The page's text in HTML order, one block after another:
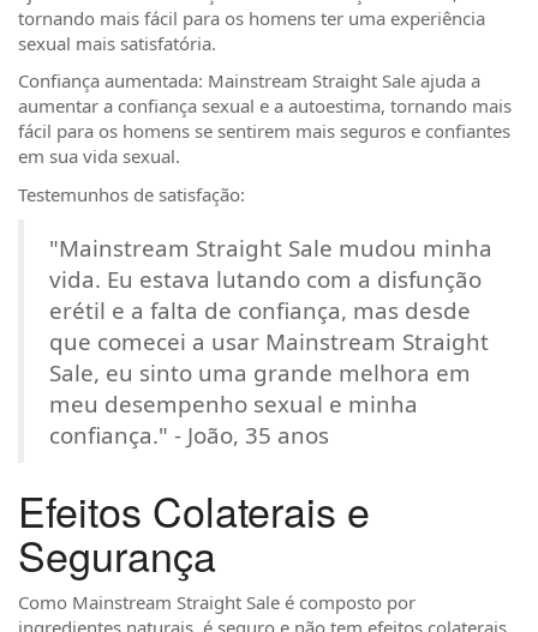
tornando mais fácil para os homens ter uma experiência
sexual mais satisfatória.
Confiança aumentada: Mainstream Straight Sale ajuda a
aumentar a confiança sexual e a autoestima, tornando mais
fácil para os homens se sentirem mais seguros e confiantes
em sua vida sexual.
Testemunhos de satisfação:
"Mainstream Straight Sale mudou minha
vida. Eu estava lutando com a disfunção
erétil e a falta de confiança, mas desde
que comecei a usar Mainstream Straight
Sale, eu sinto uma grande melhora em
meu desempenho sexual e minha
confiança." - João, 35 anos
Efeitos Colaterais e
Segurança
Como Mainstream Straight Sale é composto por
ingredientes naturais, é seguro e não tem efeitos colaterais